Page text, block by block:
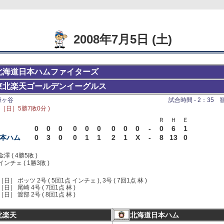
2008年7月5日 (土)
海道日本ハムファイターズ
北楽天ゴールデンイーグルス
ヶ谷
試合時間 - 2：35
日］5勝7敗0分 )
Ｒ
Ｈ Ｅ
0 0 0 0 0 0 0 0 0 - 0 6
1
ハム
0 3 0 0 1 1 2 1 X - 8 13 0
澤 ( 4勝5敗 )
ンチェ ( 1勝3敗 )
日］ ボッツ 2号 ( 5回1点 インチェ ), 3号 ( 7回1点 林 )
日］ 尾崎 4号 ( 7回1点 林 )
日］ 渡部 2号 ( 8回1点 林 )
楽天 北海道日本ハム